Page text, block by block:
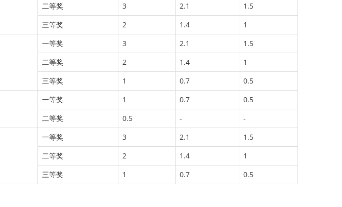
二等奖
3 2.1
1.5
三等奖
2 1.4 1
一等奖 3 2.1
1.5
二等奖
2 1.4
1
三等奖
1 0.7 0.5
一等奖 1 0.7
0.5
二等奖
0.5 - -
一等奖 3 2.1
1.5
二等奖
2 1.4
1
三等奖
1 0.7 0.5